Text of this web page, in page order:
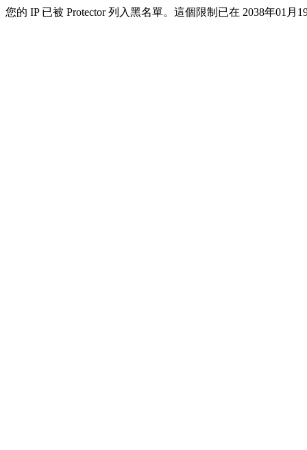
您的 IP 已被 Protector 列入黑名單。這個限制已在 2038年01月